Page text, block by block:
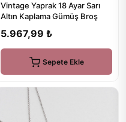
Vintage Yaprak 18 Ayar Sarı
Altın Kaplama Gümüş Broş
5.967,99 ₺
Sepete Ekle